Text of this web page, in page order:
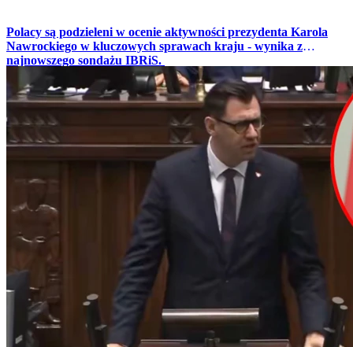
Polacy są podzieleni w ocenie aktywności prezydenta Karola
Nawrockiego w kluczowych sprawach kraju - wynika z
najnowszego sondażu IBRiS.